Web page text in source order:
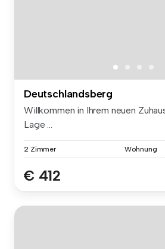
Deutschlandsberg
Willkommen in Ihrem neuen
Lage ...
2 Zimmer Wohnung
€ 412